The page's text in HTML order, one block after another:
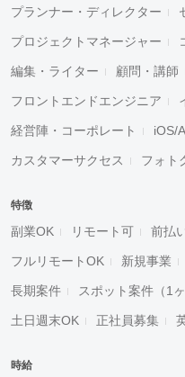
プランナー・ディレクター
プロジェクトマネージャー
編集・ライター 顧問・講師
フロントエンドエンジニア
経営陣・コーポレート iOS/
カスタマーサクセス フォト
特徴
副業OK リモート可 前払
フルリモートOK 新規事業
長期案件 スポット案件（1ヶ
土日週末OK 正社員募集
時給